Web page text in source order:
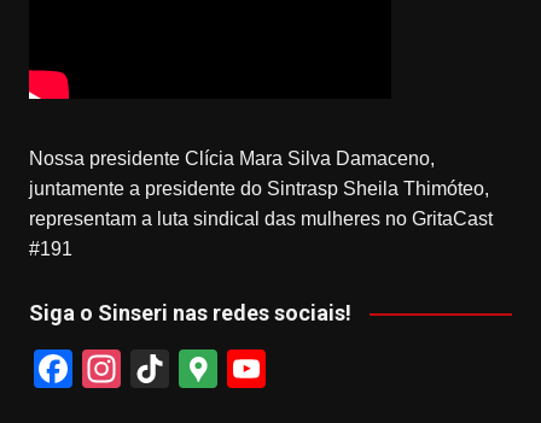
Nossa presidente Clícia Mara Silva Damaceno,
juntamente a presidente do Sintrasp Sheila Thimóteo,
representam a luta sindical das mulheres no GritaCast
#191
Siga o Sinseri nas redes sociais!
F
In
Ti
G